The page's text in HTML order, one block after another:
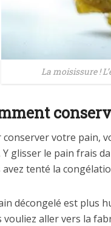
La moisissure !
conserver votre pain,
Y glisser le pain frais
avez tenté la
décongelé est plus
vouliez aller vers la